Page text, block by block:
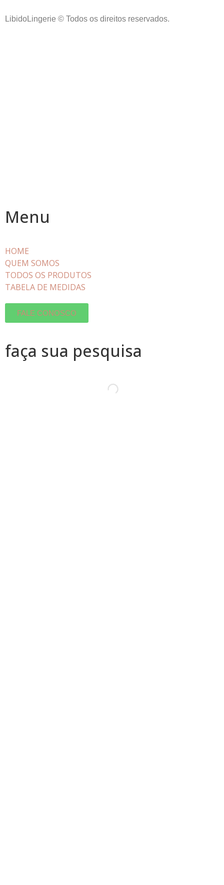
LibidoLingerie © Todos os direitos reservados.
Menu
HOME
QUEM SOMOS
TODOS OS PRODUTOS
TABELA DE MEDIDAS
FALE CONOSCO
faça sua pesquisa